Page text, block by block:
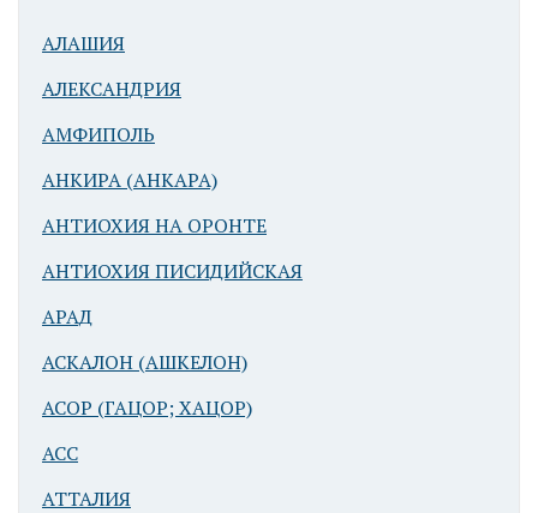
Синагога в
Синагога в
Капернауме
АЛАШИЯ
АЛЕКСАНДРИЯ
АМФИПОЛЬ
АНКИРА (АНКАРА)
АНТИОХИЯ НА ОРОНТЕ
АНТИОХИЯ ПИСИДИЙСКАЯ
АРАД
АСКАЛОН (АШКЕЛОН)
АСОР (ГАЦОР; ХАЦОР)
АСС
АТТАЛИЯ